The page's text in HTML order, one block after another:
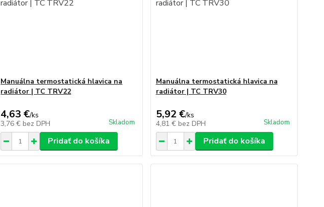
Manuálna termostatická hlavica na
radiátor | TC TRV22
4,63 €/ks
3,76 € bez DPH Skladom
Pridať do košíka
Manuálna termostatická hlavica na
radiátor | TC TRV30
5,92 €/ks
4,81 € bez DPH Skladom
Pridať do košíka